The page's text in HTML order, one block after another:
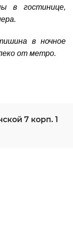
в гостинице,
в ночное
от метро.
7 корп. 1